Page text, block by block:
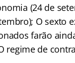
(24 de
O sexto
farão
regime de